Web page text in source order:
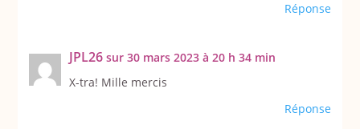
Réponse
JPL26 sur 30 mars 2023 à 20 h 34 min
X-tra! Mille mercis
Réponse